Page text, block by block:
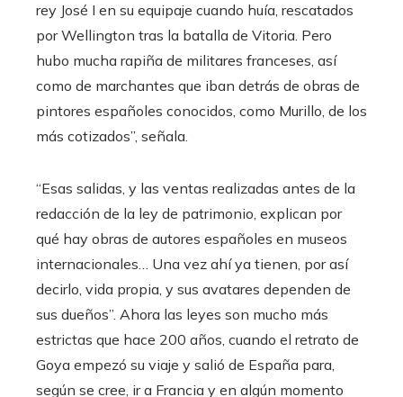
rey José I en su equipaje cuando huía, rescatados
por Wellington tras la batalla de Vitoria. Pero
hubo mucha rapiña de militares franceses, así
como de marchantes que iban detrás de obras de
pintores españoles conocidos, como Murillo, de los
más cotizados”, señala.
“Esas salidas, y las ventas realizadas antes de la
redacción de la ley de patrimonio, explican por
qué hay obras de autores españoles en museos
internacionales… Una vez ahí ya tienen, por así
decirlo, vida propia, y sus avatares dependen de
sus dueños”. Ahora las leyes son mucho más
estrictas que hace 200 años, cuando el retrato de
Goya empezó su viaje y salió de España para,
según se cree, ir a Francia y en algún momento